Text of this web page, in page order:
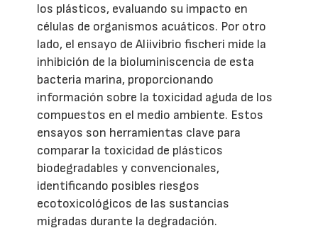
los plásticos, evaluando su impacto en
células de organismos acuáticos. Por otro
lado, el ensayo de Aliivibrio fischeri mide la
inhibición de la bioluminiscencia de esta
bacteria marina, proporcionando
información sobre la toxicidad aguda de los
compuestos en el medio ambiente. Estos
ensayos son herramientas clave para
comparar la toxicidad de plásticos
biodegradables y convencionales,
identificando posibles riesgos
ecotoxicológicos de las sustancias
migradas durante la degradación.